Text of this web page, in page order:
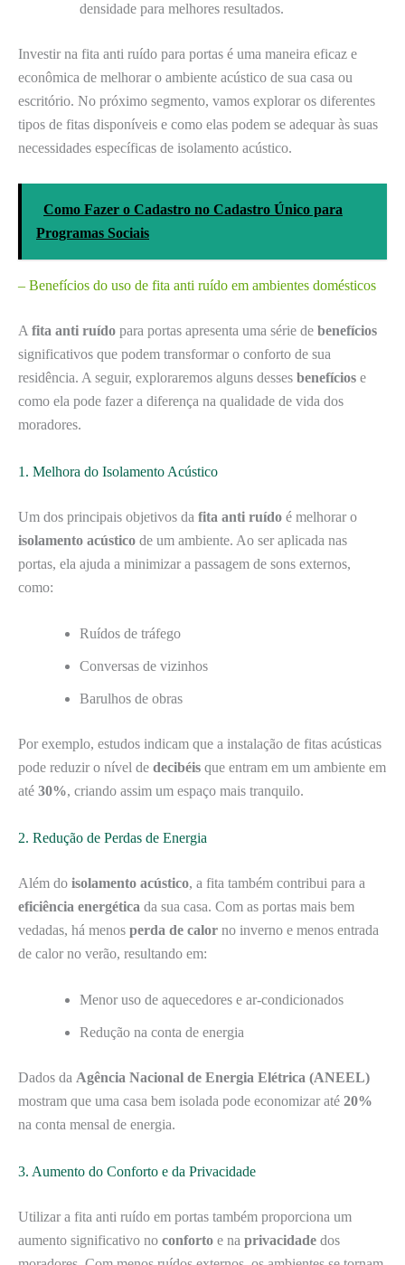
densidade para melhores resultados.
Investir na fita anti ruído para portas é uma maneira eficaz e
econômica de melhorar o ambiente acústico de sua casa ou
escritório. No próximo segmento, vamos explorar os diferentes
tipos de fitas disponíveis e como elas podem se adequar às suas
necessidades específicas de isolamento acústico.
Como Fazer o Cadastro no Cadastro Único para
Programas Sociais
– Benefícios do uso de fita anti ruído em ambientes domésticos
A fita anti ruído para portas apresenta uma série de benefícios
significativos que podem transformar o conforto de sua
residência. A seguir, exploraremos alguns desses benefícios e
como ela pode fazer a diferença na qualidade de vida dos
moradores.
1. Melhora do Isolamento Acústico
Um dos principais objetivos da fita anti ruído é melhorar o
isolamento acústico de um ambiente. Ao ser aplicada nas
portas, ela ajuda a minimizar a passagem de sons externos,
como:
Ruídos de tráfego
Conversas de vizinhos
Barulhos de obras
Por exemplo, estudos indicam que a instalação de fitas acústicas
pode reduzir o nível de decibéis que entram em um ambiente em
até 30%, criando assim um espaço mais tranquilo.
2. Redução de Perdas de Energia
Além do isolamento acústico, a fita também contribui para a
eficiência energética da sua casa. Com as portas mais bem
vedadas, há menos perda de calor no inverno e menos entrada
de calor no verão, resultando em:
Menor uso de aquecedores e ar-condicionados
Redução na conta de energia
Dados da Agência Nacional de Energia Elétrica (ANEEL)
mostram que uma casa bem isolada pode economizar até 20%
na conta mensal de energia.
3. Aumento do Conforto e da Privacidade
Utilizar a fita anti ruído em portas também proporciona um
aumento significativo no conforto e na privacidade dos